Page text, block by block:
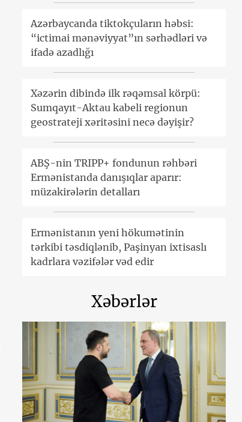
Azərbaycanda tiktokçuların həbsi:
“ictimai mənəviyyat”ın sərhədləri və
ifadə azadlığı
Xəzərin dibində ilk rəqəmsal körpü:
Sumqayıt-Aktau kabeli regionun
geostrateji xəritəsini necə dəyişir?
ABŞ-nin TRIPP+ fondunun rəhbəri
Ermənistanda danışıqlar aparır:
müzakirələrin detalları
Ermənistanın yeni hökumətinin
tərkibi təsdiqlənib, Paşinyan ixtisaslı
kadrlara vəzifələr vəd edir
Xəbərlər